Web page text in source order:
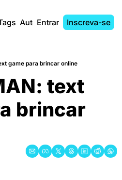
AutoresEntrar Inscreva-se
game para brincar online
text
brincar